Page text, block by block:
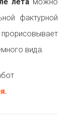
фактурной
вида.